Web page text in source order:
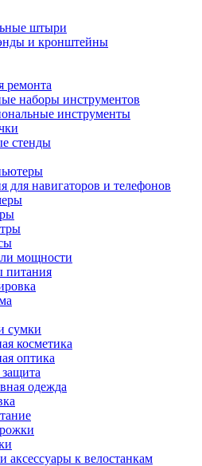
штыри
и кронштейны
ремонта
наборы инструментов
инструменты
стенды
для навигаторов и телефонов
мощности
питания
сумки
косметика
оптика
одежда
аксессуары к велостанкам